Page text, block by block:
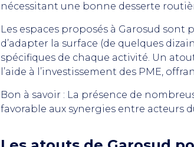
nécessitant une bonne desserte
Les espaces proposés à Garosud
d’adapter la surface (de quelques
spécifiques de chaque activité. Un
l’aide à l’investissement des PME,
Bon à savoir : La présence de
favorable aux synergies entre acteurs